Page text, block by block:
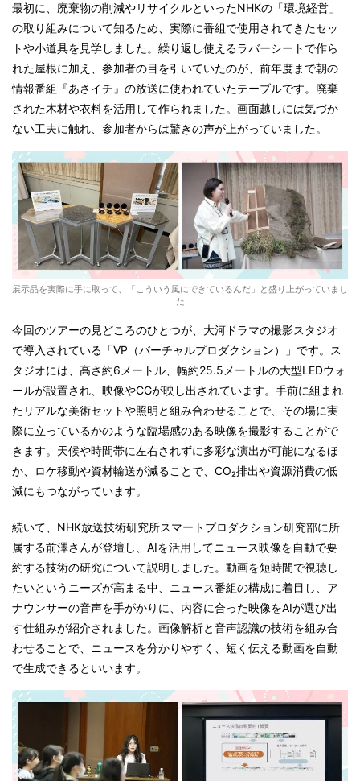
最初に、廃棄物の削減やリサイクルといったNHKの「環境経営」
の取り組みについて知るため、実際に番組で使用されてきたセッ
トや小道具を見学しました。繰り返し使えるラバーシートで作ら
れた屋根に加え、参加者の目を引いていたのが、前年度まで朝の
情報番組『あさイチ』の放送に使われていたテーブルです。廃棄
された木材や衣料を活用して作られました。画面越しには気づか
ない工夫に触れ、参加者からは驚きの声が上がっていました。
展示品を実際に手に取って、「こういう風にできているんだ」と盛り上がっていまし
た
今回のツアーの見どころのひとつが、大河ドラマの撮影スタジオ
で導入されている「VP（バーチャルプロダクション）」です。ス
タジオには、高さ約6メートル、幅約25.5メートルの大型LEDウォ
ールが設置され、映像やCGが映し出されています。手前に組まれ
たリアルな美術セットや照明と組み合わせることで、その場に実
際に立っているかのような臨場感のある映像を撮影することがで
きます。天候や時間帯に左右されずに多彩な演出が可能になるほ
か、ロケ移動や資材輸送が減ることで、CO₂排出や資源消費の低
減にもつながっています。
続いて、NHK放送技術研究所スマートプロダクション研究部に所
属する前澤さんが登壇し、AIを活用してニュース映像を自動で要
約する技術の研究について説明しました。動画を短時間で視聴し
たいというニーズが高まる中、ニュース番組の構成に着目し、ア
ナウンサーの音声を手がかりに、内容に合った映像をAIが選び出
す仕組みが紹介されました。画像解析と音声認識の技術を組み合
わせることで、ニュースを分かりやすく、短く伝える動画を自動
で生成できるといいます。